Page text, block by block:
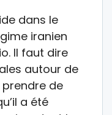
dans le
iranien
Il faut dire
autour de
de
a été